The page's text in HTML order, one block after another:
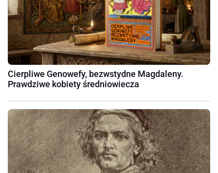
Cierpliwe Genowefy, bezwstydne Magdaleny.
Prawdziwe kobiety średniowiecza